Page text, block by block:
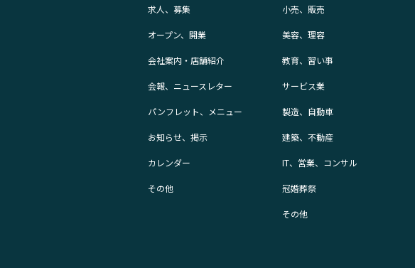
求人、募集
オープン、開業
会社案内・店舗紹介
会報、ニュースレター
パンフレット、メニュー
お知らせ、掲示
カレンダー
その他
小売、販売
美容、理容
教育、習い事
サービス業
製造、自動車
建築、不動産
IT、営業、コンサル
冠婚葬祭
その他